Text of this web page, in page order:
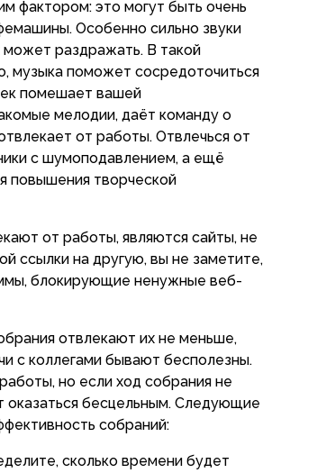
фактором: это могут быть очень
Особенно сильно звуки
раздражать. В такой
музыка поможет сосредоточиться
помешает вашей
мелодии, даёт команду о
от работы. Отвлечься от
с шумоподавлением, а ещё
повышения творческой
от работы, являются сайты, не
ссылки на другую, вы не заметите,
блокирующие ненужные веб-
отвлекают их не меньше,
с коллегами бывают бесполезны.
но если ход собрания не
оказаться бесцельным. Следующие
собраний:
сколько времени будет